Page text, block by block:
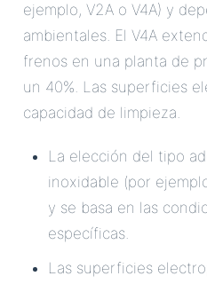
ejemplo, V2A o V4A) y
ambientales. El V4A
frenos en una planta de
un 40%. Las superficies
capacidad de limpieza.
La elección del tipo
inoxidable (por
y se basa en las
específicas.
Las superficies